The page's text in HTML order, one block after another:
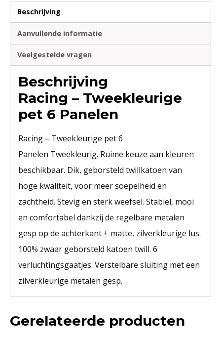
Beschrijving
Aanvullende informatie
Veelgestelde vragen
Beschrijving
Racing – Tweekleurige
pet 6 Panelen
Racing – Tweekleurige pet 6
Panelen Tweekleurig. Ruime keuze aan kleuren
beschikbaar. Dik, geborsteld twillkatoen van
hoge kwaliteit, voor meer soepelheid en
zachtheid. Stevig en sterk weefsel. Stabiel, mooi
en comfortabel dankzij de regelbare metalen
gesp op de achterkant + matte, zilverkleurige lus.
100% zwaar geborsteld katoen twill. 6
verluchtingsgaatjes. Verstelbare sluiting met een
zilverkleurige metalen gesp.
Gerelateerde producten